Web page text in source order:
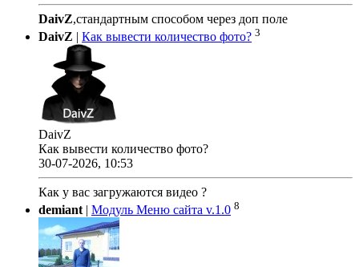
DaivZ,стандартным способом через доп поле
DaivZ | Как вывести количество фото? 3
DaivZ
Как вывести количество фото?
30-07-2026, 10:53
Как у вас загружаются видео ?
demiant | Модуль Меню сайта v.1.0 8